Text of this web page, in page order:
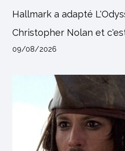
Hallmark a adapté
Christopher Nolan et
09/08/2026